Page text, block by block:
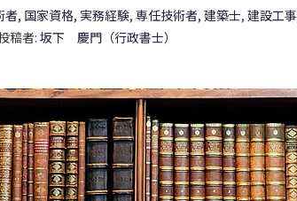
者, 国家資格, 実務経験, 専任技術者, 建築士, 建設工事
稿者: 坂下 慶門（行政書士）